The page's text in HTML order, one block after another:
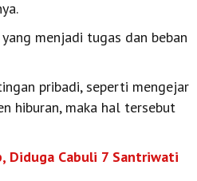
menjadi tugas dan beban
pribadi, seperti mengejar
hiburan, maka hal tersebut
Diduga Cabuli 7 Santriwati